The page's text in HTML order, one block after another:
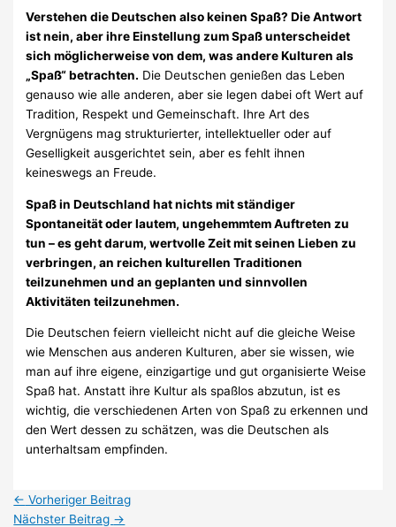
Verstehen die Deutschen also keinen Spaß? Die Antwort
ist nein, aber ihre Einstellung zum Spaß unterscheidet
sich möglicherweise von dem, was andere Kulturen als
„Spaß“ betrachten. Die Deutschen genießen das Leben
genauso wie alle anderen, aber sie legen dabei oft Wert auf
Tradition, Respekt und Gemeinschaft. Ihre Art des
Vergnügens mag strukturierter, intellektueller oder auf
Geselligkeit ausgerichtet sein, aber es fehlt ihnen
keineswegs an Freude.
Spaß in Deutschland hat nichts mit ständiger
Spontaneität oder lautem, ungehemmtem Auftreten zu
tun – es geht darum, wertvolle Zeit mit seinen Lieben zu
verbringen, an reichen kulturellen Traditionen
teilzunehmen und an geplanten und sinnvollen
Aktivitäten teilzunehmen.
Die Deutschen feiern vielleicht nicht auf die gleiche Weise
wie Menschen aus anderen Kulturen, aber sie wissen, wie
man auf ihre eigene, einzigartige und gut organisierte Weise
Spaß hat. Anstatt ihre Kultur als spaßlos abzutun, ist es
wichtig, die verschiedenen Arten von Spaß zu erkennen und
den Wert dessen zu schätzen, was die Deutschen als
unterhaltsam empfinden.
← Vorheriger Beitrag
Nächster Beitrag →